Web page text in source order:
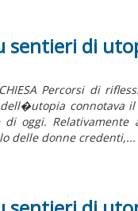
sentieri di
CHIESA Percorsi di
connotava
oggi. Relativamente
delle donne credenti,...